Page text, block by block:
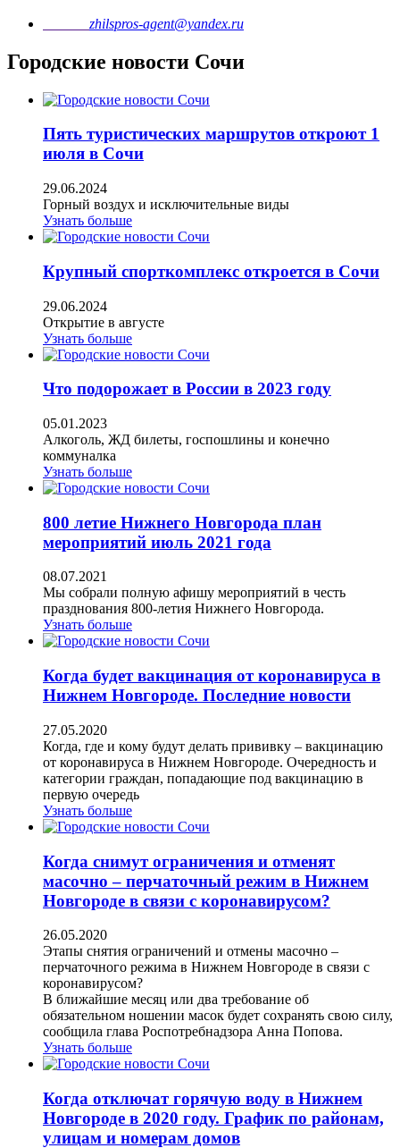
zhilspros-agent@yandex.ru
Городские новости Сочи
Пять туристических маршрутов откроют 1
июля в Сочи
29.06.2024
Горный воздух и исключительные виды
Узнать больше
Крупный спорткомплекс откроется в Сочи
29.06.2024
Открытие в августе
Узнать больше
Что подорожает в России в 2023 году
05.01.2023
Алкоголь, ЖД билеты, госпошлины и конечно
коммуналка
Узнать больше
800 летие Нижнего Новгорода план
мероприятий июль 2021 года
08.07.2021
Мы собрали полную афишу мероприятий в честь
празднования 800-летия Нижнего Новгорода.
Узнать больше
Когда будет вакцинация от коронавируса в
Нижнем Новгороде. Последние новости
27.05.2020
Когда, где и кому будут делать прививку – вакцинацию
от коронавируса в Нижнем Новгороде. Очередность и
категории граждан, попадающие под вакцинацию в
первую очередь
Узнать больше
Когда снимут ограничения и отменят
масочно – перчаточный режим в Нижнем
Новгороде в связи с коронавирусом?
26.05.2020
Этапы снятия ограничений и отмены масочно –
перчаточного режима в Нижнем Новгороде в связи с
коронавирусом?
В ближайшие месяц или два требование об
обязательном ношении масок будет сохранять свою силу,
сообщила глава Роспотребнадзора Анна Попова.
Узнать больше
Когда отключат горячую воду в Нижнем
Новгороде в 2020 году. График по районам,
улицам и номерам домов